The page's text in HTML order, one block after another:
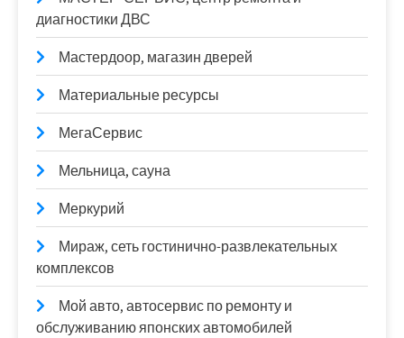
диагностики ДВС
Мастердоор, магазин дверей
Материальные ресурсы
МегаСервис
Мельница, сауна
Меркурий
Мираж, сеть гостинично-развлекательных
комплексов
Мой авто, автосервис по ремонту и
обслуживанию японских автомобилей